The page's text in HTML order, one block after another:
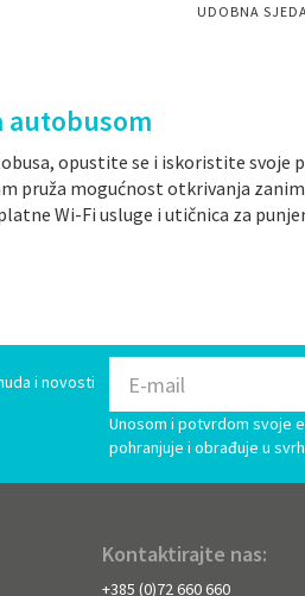
UDOBNA
autobusom
opustite se i iskoristite svoje
pruža mogućnost otkrivanja
Wi-Fi usluge i utičnica za
i novosti
Unosom i potvrdom svoje
pohranjuje i obrađuje u
Kontaktirajte nas:
+385 (0)72 660 660